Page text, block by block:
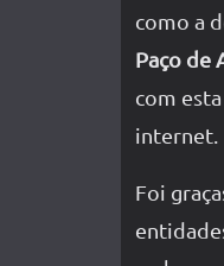
como a
Paço de
com
internet.
Foi